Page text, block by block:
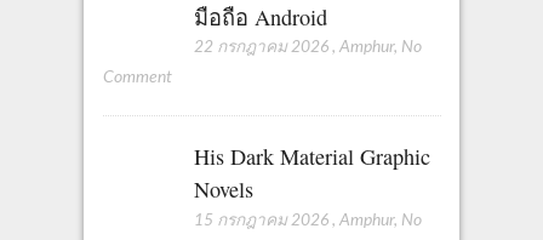
มือถือ Android
22 กรกฎาคม 2026 , Amphur, No
Comment
His Dark Material Graphic
Novels
15 กรกฎาคม 2026 , Amphur, No